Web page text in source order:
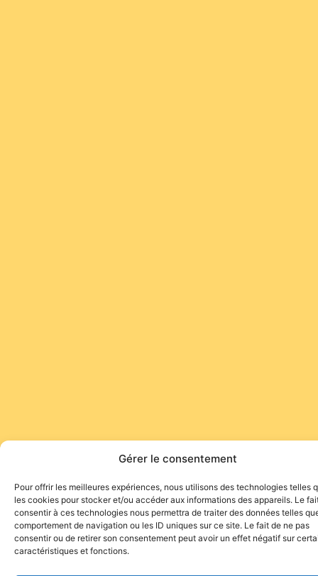
Gérer le consentement
Pour offrir les meilleures expériences, nous utilisons des technologies telles
les cookies pour stocker et/ou accéder aux informations des appareils. Le
consentir à ces technologies nous permettra de traiter des données telles
comportement de navigation ou les ID uniques sur ce site. Le fait de ne pas
consentir ou de retirer son consentement peut avoir un effet négatif sur
caractéristiques et fonctions.